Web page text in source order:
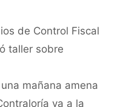
de Control Fiscal
taller sobre
mañana amena
va a la